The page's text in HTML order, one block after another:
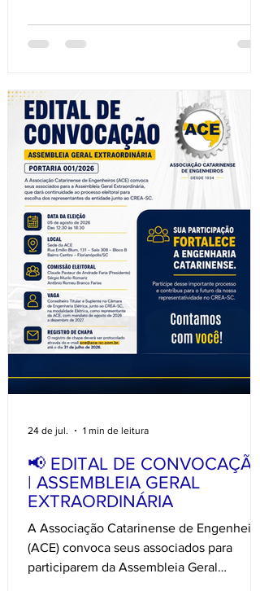
gestão, reforçando o compromisso da
debatidos estiveram: ✔️ O planejamento
estratégico da ACE rumo aos seus 100
anos; ✔️ A criação de um Grupo de
Trabalho (GT) para acompanhar as
soluções técnicas que s
📢 EDITAL DE CONVOCAÇÃO
| ASSEMBLEIA GERAL
EXTRAORDINÁRIA
A Associação Catarinense de
(ACE) convoca seus associados para
participarem da Assembleia Geral
24 de jul. 1 min de leitura